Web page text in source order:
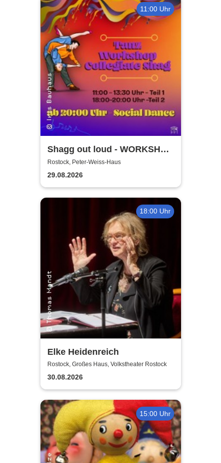
11:00 Uhr
Shagg out loud - WORKSHOP
+ Social Dance | Peter Weiss
Haus Rostock
Rostock, Peter-Weiss-Haus
29.08.2026
18:00 Uhr
Elke Heidenreich
Rostock, Großes Haus, Volkstheater Rostock
30.08.2026
15:00 Uhr